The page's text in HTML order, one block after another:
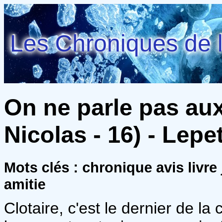
Les Chroniques de
On ne parle pas
Nicolas - 16) -
Mots clés : chronique avis
amitie
Clotaire, c'est le dernier de la